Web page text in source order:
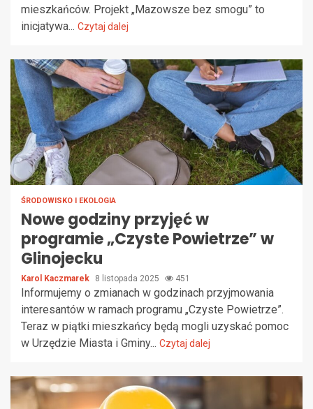
mieszkańców. Projekt „Mazowsze bez smogu” to
inicjatywa... Czytaj dalej
ŚRODOWISKO I EKOLOGIA
Nowe godziny przyjęć w
programie „Czyste Powietrze” w
Glinojecku
Karol Kaczmarek 8 listopada 2025 451
Informujemy o zmianach w godzinach przyjmowania
interesantów w ramach programu „Czyste Powietrze”.
Teraz w piątki mieszkańcy będą mogli uzyskać pomoc
w Urzędzie Miasta i Gminy... Czytaj dalej